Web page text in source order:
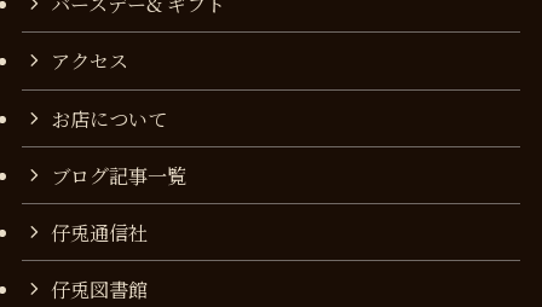
アクセス
お店について
ブログ記事一覧
仔兎通信社
仔兎図書館